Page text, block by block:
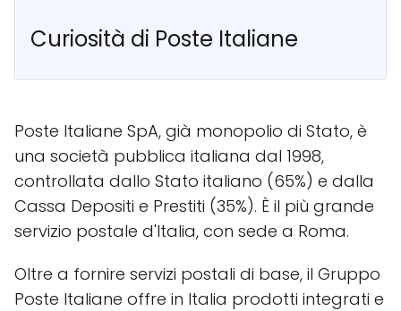
Curiosità di Poste Italiane
Poste Italiane SpA, già monopolio di Stato, è
una società pubblica italiana dal 1998,
controllata dallo Stato italiano (65%) e dalla
Cassa Depositi e Prestiti (35%). È il più grande
servizio postale d'Italia, con sede a Roma.
Oltre a fornire servizi postali di base, il Gruppo
Poste Italiane offre in Italia prodotti integrati e